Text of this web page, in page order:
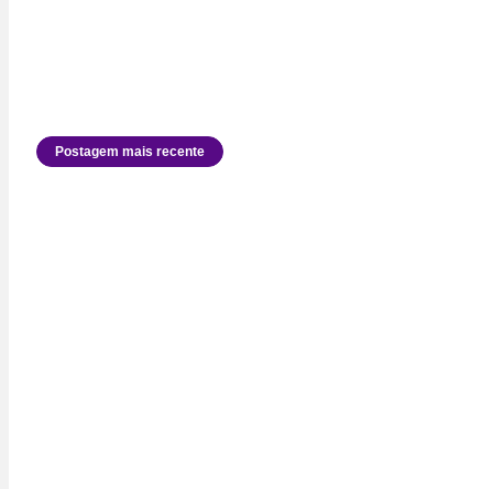
Postagem mais recente